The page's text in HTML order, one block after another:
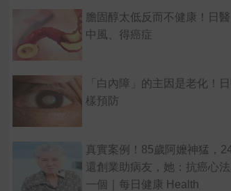
膽固醇太低反而不健康！日
中風、得癌症
「白內障」的主因是老化！
樣預防
真實案例！85歲阿嬤神猛，
還創業助病友，她：抗癌心
一個｜每日健康 Health